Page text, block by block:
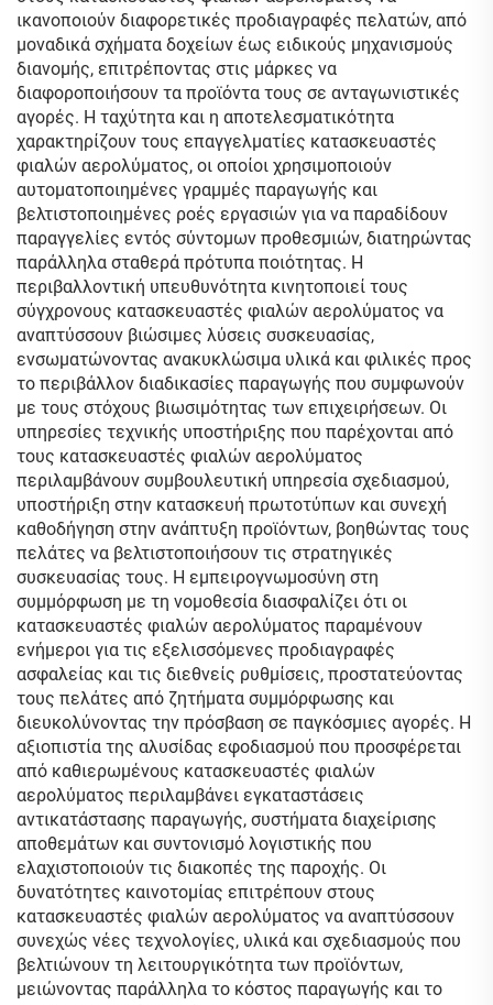
ικανοποιούν διαφορετικές προδιαγραφές πελατών, από
μοναδικά σχήματα δοχείων έως ειδικούς μηχανισμούς
διανομής, επιτρέποντας στις μάρκες να
διαφοροποιήσουν τα προϊόντα τους σε ανταγωνιστικές
αγορές. Η ταχύτητα και η αποτελεσματικότητα
χαρακτηρίζουν τους επαγγελματίες κατασκευαστές
φιαλών αερολύματος, οι οποίοι χρησιμοποιούν
αυτοματοποιημένες γραμμές παραγωγής και
βελτιστοποιημένες ροές εργασιών για να παραδίδουν
παραγγελίες εντός σύντομων προθεσμιών, διατηρώντας
παράλληλα σταθερά πρότυπα ποιότητας. Η
περιβαλλοντική υπευθυνότητα κινητοποιεί τους
σύγχρονους κατασκευαστές φιαλών αερολύματος να
αναπτύσσουν βιώσιμες λύσεις συσκευασίας,
ενσωματώνοντας ανακυκλώσιμα υλικά και φιλικές προς
το περιβάλλον διαδικασίες παραγωγής που συμφωνούν
με τους στόχους βιωσιμότητας των επιχειρήσεων. Οι
υπηρεσίες τεχνικής υποστήριξης που παρέχονται από
τους κατασκευαστές φιαλών αερολύματος
περιλαμβάνουν συμβουλευτική υπηρεσία σχεδιασμού,
υποστήριξη στην κατασκευή πρωτοτύπων και συνεχή
καθοδήγηση στην ανάπτυξη προϊόντων, βοηθώντας τους
πελάτες να βελτιστοποιήσουν τις στρατηγικές
συσκευασίας τους. Η εμπειρογνωμοσύνη στη
συμμόρφωση με τη νομοθεσία διασφαλίζει ότι οι
κατασκευαστές φιαλών αερολύματος παραμένουν
ενήμεροι για τις εξελισσόμενες προδιαγραφές
ασφαλείας και τις διεθνείς ρυθμίσεις, προστατεύοντας
τους πελάτες από ζητήματα συμμόρφωσης και
διευκολύνοντας την πρόσβαση σε παγκόσμιες αγορές. Η
αξιοπιστία της αλυσίδας εφοδιασμού που προσφέρεται
από καθιερωμένους κατασκευαστές φιαλών
αερολύματος περιλαμβάνει εγκαταστάσεις
αντικατάστασης παραγωγής, συστήματα διαχείρισης
αποθεμάτων και συντονισμό λογιστικής που
ελαχιστοποιούν τις διακοπές της παροχής. Οι
δυνατότητες καινοτομίας επιτρέπουν στους
κατασκευαστές φιαλών αερολύματος να αναπτύσσουν
συνεχώς νέες τεχνολογίες, υλικά και σχεδιασμούς που
βελτιώνουν τη λειτουργικότητα των προϊόντων,
μειώνοντας παράλληλα το κόστος παραγωγής και το